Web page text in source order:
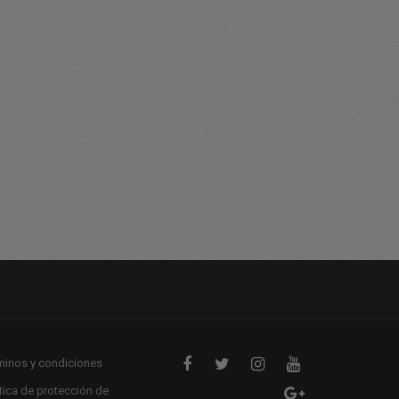
y condiciones
de protección de